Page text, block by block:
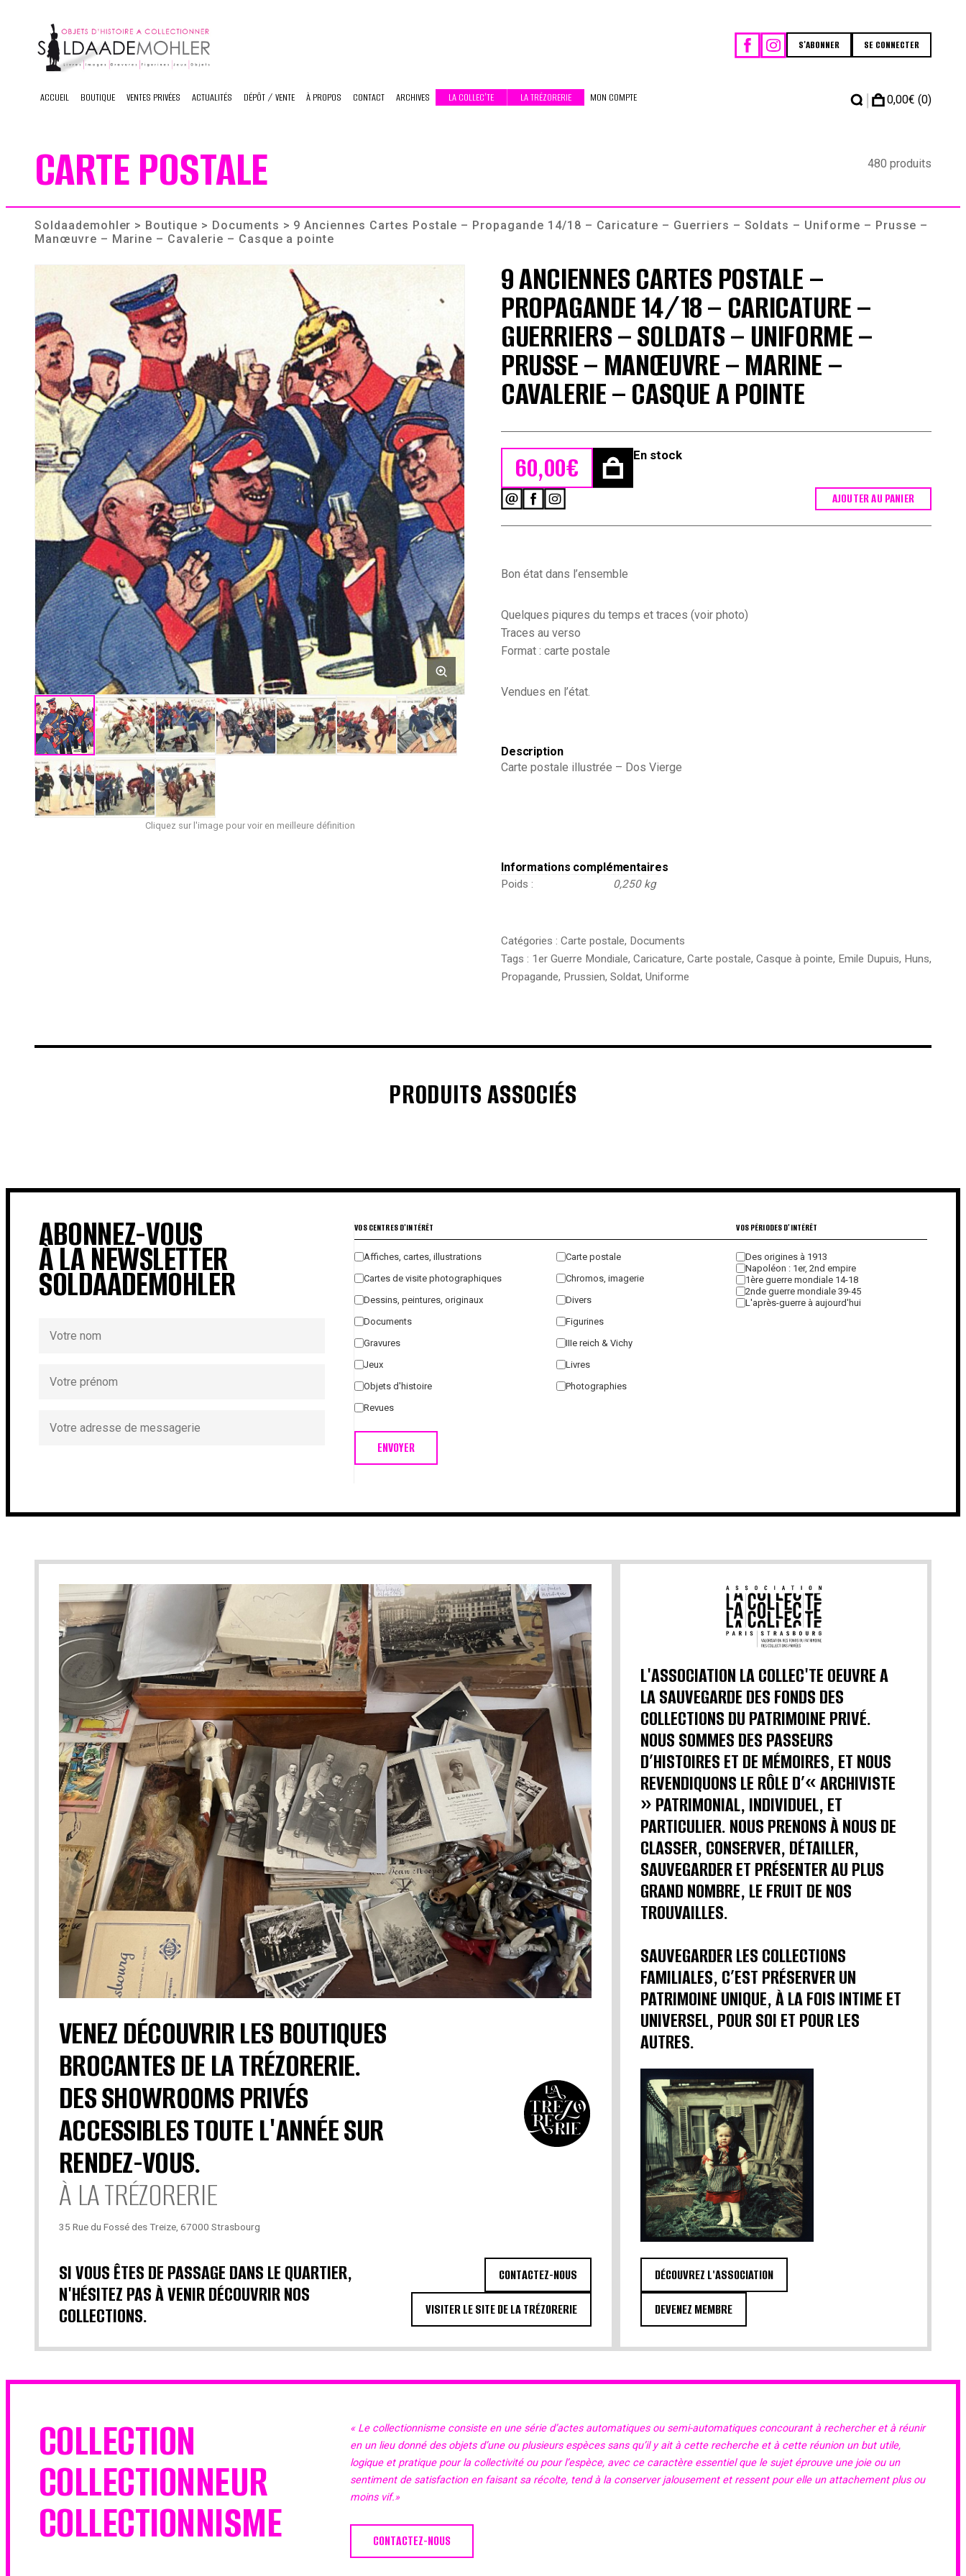
content
S'ABONNER SE CONNECTER
ACCUEIL BOUTIQUE VENTES PRIVÉES ACTUALITÉS DÉPÔT / VENTE À PROPOS CONTACT ARCHIVES LA COLLEC’TE LA TRÉZORERIE MON COMPTE | 0,00€ (0)
CARTE POSTALE 480 produits
Soldaademohler > Boutique > Documents > 9 Anciennes Cartes Postale – Propagande 14/18 – Caricature – Guerriers – Soldats – Uniforme – Prusse –
Manœuvre – Marine – Cavalerie – Casque a pointe
Cliquez sur l'image pour voir en meilleure définition
9 ANCIENNES CARTES POSTALE –
PROPAGANDE 14/18 – CARICATURE –
GUERRIERS – SOLDATS – UNIFORME –
PRUSSE – MANŒUVRE – MARINE –
CAVALERIE – CASQUE A POINTE
60,00€ En stock
Postale
14/18
-
Caricature
-
Soldats
-
a
AJOUTER AU PANIER
Bon état dans l’ensemble
Quelques piqures du temps et traces (voir photo)
Traces au verso
Format : carte postale
Vendues en l’état.
Description
Carte postale illustrée – Dos Vierge
Informations complémentaires
Poids 0,250 kg
Catégories : Carte postale, Documents
Tags : 1er Guerre Mondiale, Caricature, Carte postale, Casque à pointe, Emile Dupuis, Huns,
Propagande, Prussien, Soldat, Uniforme
PRODUITS ASSOCIÉS
ABONNEZ-VOUS
À LA NEWSLETTER
SOLDAADEMOHLER
VOS CENTRES D'INTÉRÊT
Affiches, cartes, illustrations
Carte postale
Cartes de visite photographiques
Chromos, imagerie
Dessins, peintures, originaux
Divers
Documents
Figurines
Gravures
IIIe reich & Vichy
Jeux
Livres
Objets d'histoire
Photographies
Revues
ENVOYER
VOS PÉRIODES D'INTÉRÊT
Des origines à 1913
Napoléon : 1er, 2nd empire
1ère guerre mondiale 14-18
2nde guerre mondiale 39-45
L'après-guerre à aujourd'hui
VENEZ DÉCOUVRIR LES BOUTIQUES
BROCANTES DE LA TRÉZORERIE.
DES SHOWROOMS PRIVÉS
ACCESSIBLES TOUTE L'ANNÉE SUR
RENDEZ-VOUS.
À LA TRÉZORERIE
35 Rue du Fossé des Treize, 67000 Strasbourg
SI VOUS ÊTES DE PASSAGE DANS LE QUARTIER,
N'HÉSITEZ PAS À VENIR DÉCOUVRIR NOS
COLLECTIONS.
CONTACTEZ-NOUS
VISITER LE SITE DE LA TRÉZORERIE
L'ASSOCIATION LA COLLEC'TE OEUVRE A
LA SAUVEGARDE DES FONDS DES
COLLECTIONS DU PATRIMOINE PRIVÉ.
NOUS SOMMES DES PASSEURS
D’HISTOIRES ET DE MÉMOIRES, ET NOUS
REVENDIQUONS LE RÔLE D’« ARCHIVISTE
» PATRIMONIAL, INDIVIDUEL, ET
PARTICULIER. NOUS PRENONS À NOUS DE
CLASSER, CONSERVER, DÉTAILLER,
SAUVEGARDER ET PRÉSENTER AU PLUS
GRAND NOMBRE, LE FRUIT DE NOS
TROUVAILLES.
SAUVEGARDER LES COLLECTIONS
FAMILIALES, C’EST PRÉSERVER UN
PATRIMOINE UNIQUE, À LA FOIS INTIME ET
UNIVERSEL, POUR SOI ET POUR LES
AUTRES.
DÉCOUVREZ L'ASSOCIATION
DEVENEZ MEMBRE
COLLECTION
COLLECTIONNEUR
COLLECTIONNISME
« Le collectionnisme consiste en une série d’actes automatiques ou semi-automatiques concourant à rechercher et à réunir
en un lieu donné des objets d’une ou plusieurs espèces sans qu’il y ait à cette recherche et à cette réunion un but utile,
logique et pratique pour la collectivité ou pour l’espèce, avec ce caractère essentiel que le sujet éprouve une joie ou un
sentiment de satisfaction en faisant sa récolte, tend à la conserver jalousement et ressent pour elle un attachement plus ou
moins vif.»
CONTACTEZ-NOUS